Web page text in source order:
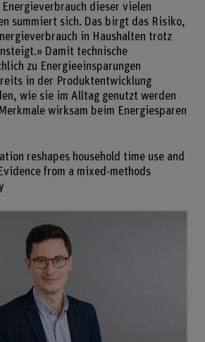
dieser vielen
summiert sich. Das birgt das Risiko,
in Haushalten trotz
Damit technische
zu Energieeinsparungen
in der Produktentwicklung
wie sie im Alltag genutzt werden
wirksam beim Energiesparen
reshapes household time use and
from a mixed-methods